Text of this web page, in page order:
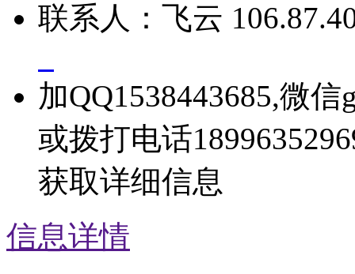
联系人： 飞云
加QQ1538443685,微信
或拨打电话
获取详细信息
信息详情